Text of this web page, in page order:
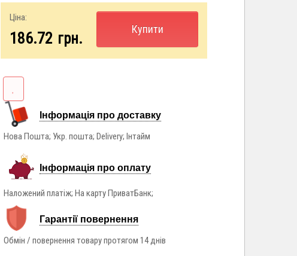
Ціна:
186.72 грн.
Купити
Інформація про доставку
Нова Пошта; Укр. пошта; Delivery; Інтайм
Інформація про оплату
Наложений платіж; На карту ПриватБанк;
Гарантії повернення
Обмін / повернення товару протягом 14 днів